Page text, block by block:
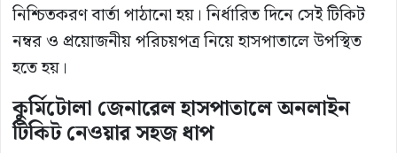
নিশ্চিতকরণ বার্তা পাঠানো হয়। নির্ধারিত দিনে সেই টিকিট
নম্বর ও প্রয়োজনীয় পরিচয়পত্র নিয়ে হাসপাতালে উপস্থিত
হতে হয়।
কুর্মিটোলা জেনারেল হাসপাতালে অনলাইন
টিকিট নেওয়ার সহজ ধাপ